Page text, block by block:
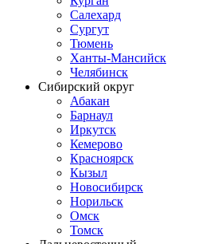
Салехард
Сургут
Тюмень
Ханты-Мансийск
Челябинск
Сибирский округ
Абакан
Барнаул
Иркутск
Кемерово
Красноярск
Кызыл
Новосибирск
Норильск
Омск
Томск